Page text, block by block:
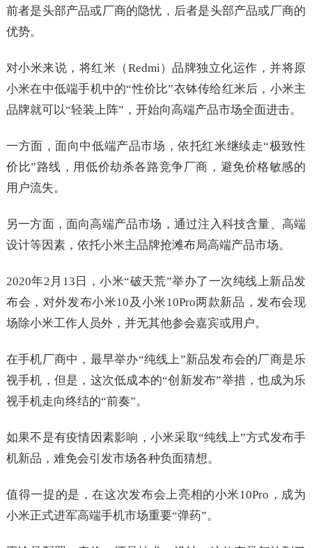
前者是头部产品或厂商的隐忧，后者是头部产品或厂商的
优势。
对小米来说，将红米（Redmi）品牌独立化运作，并将原
小米在中低端手机中的“性价比”衣钵传给红米后，小米主
品牌就可以“轻装上阵”，开始向高端产品市场全面进击。
一方面，面向中低端产品市场，依托红米继续走“极致性
价比”路线，用低价劫杀各路竞争厂商，避免价格敏感的
用户流失。
另一方面，面向高端产品市场，通过注入科技含量、高端
设计等因素，依托小米主品牌抢滩布局高端产品市场。
2020年2月13日，小米“破天荒”举办了一次纯线上新品发
布会，对外发布小米10及小米10Pro两款新品，发布会现
场除小米工作人员外，并无其他参会嘉宾或用户。
在手机厂商中，最早举办“纯线上”新品发布会的厂商是乐
视手机，但是，这次低成本的“创新发布”举措，也成为乐
视手机走向终结的“前奏”。
如果不是有疫情因素影响，小米采取“纯线上”方式发布手
机新品，难免会引发市场各种负面猜想。
值得一提的是，在这次发布会上亮相的小米10Pro，成为
小米正式进军高端手机市场重要“弹药”。